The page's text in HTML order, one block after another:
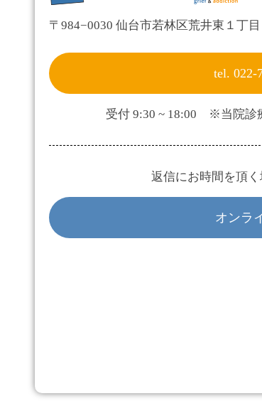
〒984−0030 仙台市若林区荒井東１丁
tel. 022-
受付 9:30 ~ 18:00 ※当院診
返信にお時間を頂く
オンラ